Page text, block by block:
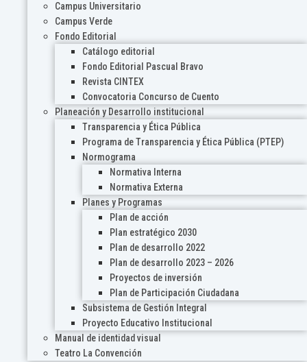
Campus Universitario
Campus Verde
Fondo Editorial
Catálogo editorial
Fondo Editorial Pascual Bravo
Revista CINTEX
Convocatoria Concurso de Cuento
Planeación y Desarrollo institucional
Transparencia y Ética Pública
Programa de Transparencia y Ética Pública (PTEP)
Normograma
Normativa Interna
Normativa Externa
Planes y Programas
Plan de acción
Plan estratégico 2030
Plan de desarrollo 2022
Plan de desarrollo 2023 – 2026
Proyectos de inversión
Plan de Participación Ciudadana
Subsistema de Gestión Integral
Proyecto Educativo Institucional
Manual de identidad visual
Teatro La Convención